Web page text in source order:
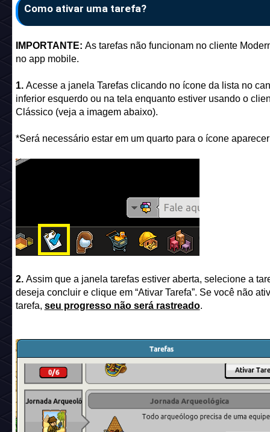
Como ativar uma tarefa?
IMPORTANTE: As tarefas não funcionam no cliente
no app mobile.
1. Acesse a janela Tarefas clicando no ícone da lista no
inferior esquerdo ou na tela enquanto estiver usando o
Clássico (veja a imagem abaixo).
*Será necessário estar em um quarto para o ícone
2.Assim que a janela tarefas estiver aberta, selecione a
deseja concluir e clique em “Ativar Tarefa”. Se você não
tarefa, seu progresso não será rastreado.